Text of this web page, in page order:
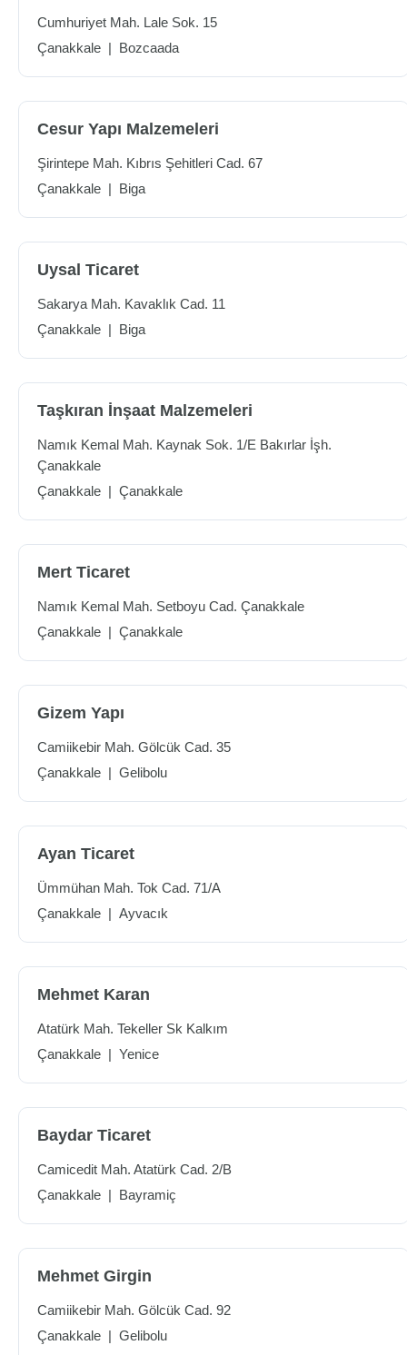
Cumhuriyet Mah. Lale Sok. 15
Çanakkale | Bozcaada
Cesur Yapı Malzemeleri
Şirintepe Mah. Kıbrıs Şehitleri Cad. 67
Çanakkale | Biga
Uysal Ticaret
Sakarya Mah. Kavaklık Cad. 11
Çanakkale | Biga
Taşkıran İnşaat Malzemeleri
Namık Kemal Mah. Kaynak Sok. 1/E Bakırlar İşh.
Çanakkale
Çanakkale | Çanakkale
Mert Ticaret
Namık Kemal Mah. Setboyu Cad. Çanakkale
Çanakkale | Çanakkale
Gizem Yapı
Camiikebir Mah. Gölcük Cad. 35
Çanakkale | Gelibolu
Ayan Ticaret
Ümmühan Mah. Tok Cad. 71/A
Çanakkale | Ayvacık
Mehmet Karan
Atatürk Mah. Tekeller Sk Kalkım
Çanakkale | Yenice
Baydar Ticaret
Camicedit Mah. Atatürk Cad. 2/B
Çanakkale | Bayramiç
Mehmet Girgin
Camiikebir Mah. Gölcük Cad. 92
Çanakkale | Gelibolu